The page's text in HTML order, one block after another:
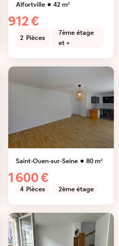
Alfortville 42m²
912 €
2 Pièces
7ème étage
et +
Saint-Ouen-sur-Seine 80m²
1 600 €
4 Pièces 2ème étage